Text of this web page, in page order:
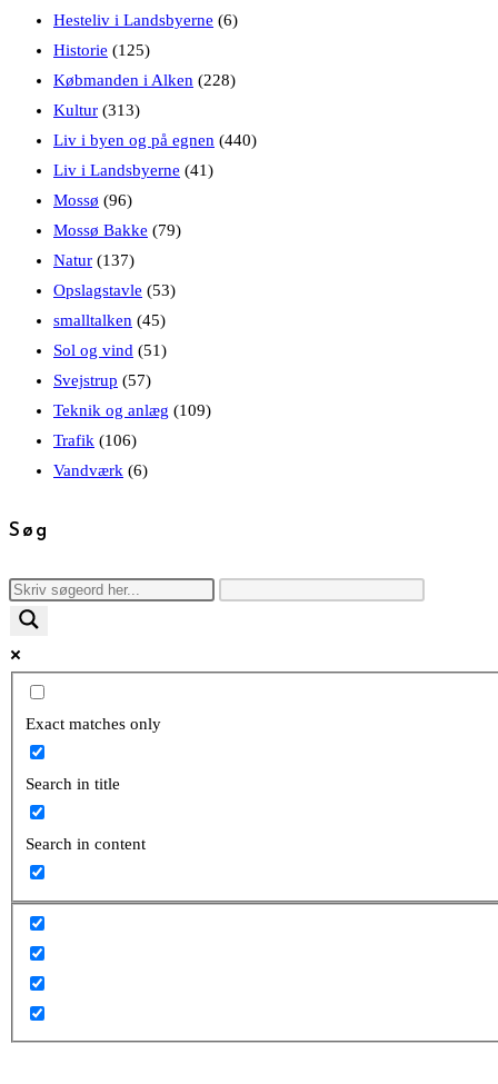
Hesteliv i Landsbyerne (6)
Historie (125)
Købmanden i Alken (228)
Kultur (313)
Liv i byen og på egnen (440)
Liv i Landsbyerne (41)
Mossø (96)
Mossø Bakke (79)
Natur (137)
Opslagstavle (53)
smalltalken (45)
Sol og vind (51)
Svejstrup (57)
Teknik og anlæg (109)
Trafik (106)
Vandværk (6)
Søg
Exact matches only
Search in title
Search in content